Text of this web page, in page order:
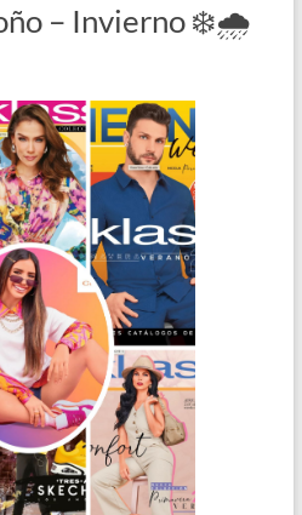
– Invierno ❄️🌧️